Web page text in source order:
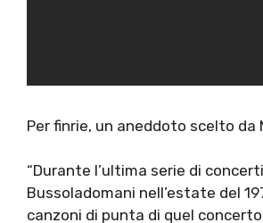
Per finrie, un aneddoto scelto da
“Durante l’ultima serie di
Bussoladomani nell’estate del
canzoni di punta di quel